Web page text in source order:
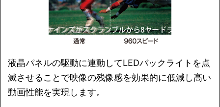
液晶パネルの駆動に連動してLEDバックライトを点
滅させることで映像の残像感を効果的に低減し高い
動画性能を実現します。